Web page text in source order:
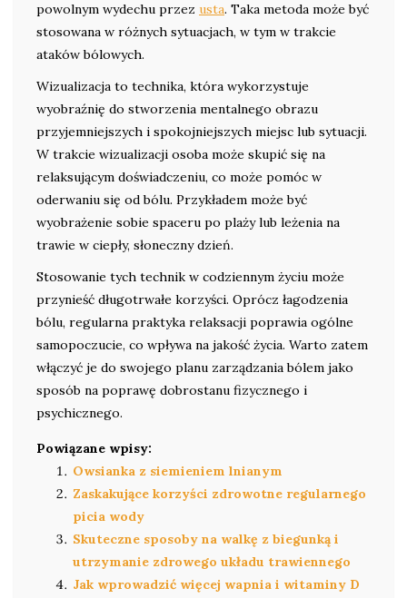
powolnym wydechu przez usta. Taka metoda może być
stosowana w różnych sytuacjach, w tym w trakcie
ataków bólowych.
Wizualizacja to technika, która wykorzystuje
wyobraźnię do stworzenia mentalnego obrazu
przyjemniejszych i spokojniejszych miejsc lub sytuacji.
W trakcie wizualizacji osoba może skupić się na
relaksującym doświadczeniu, co może pomóc w
oderwaniu się od bólu. Przykładem może być
wyobrażenie sobie spaceru po plaży lub leżenia na
trawie w ciepły, słoneczny dzień.
Stosowanie tych technik w codziennym życiu może
przynieść długotrwałe korzyści. Oprócz łagodzenia
bólu, regularna praktyka relaksacji poprawia ogólne
samopoczucie, co wpływa na jakość życia. Warto zatem
włączyć je do swojego planu zarządzania bólem jako
sposób na poprawę dobrostanu fizycznego i
psychicznego.
Powiązane wpisy:
Owsianka z siemieniem lnianym
Zaskakujące korzyści zdrowotne regularnego
picia wody
Skuteczne sposoby na walkę z biegunką i
utrzymanie zdrowego układu trawiennego
Jak wprowadzić więcej wapnia i witaminy D